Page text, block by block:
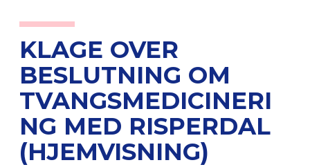
KLAGE OVER
BESLUTNING OM
TVANGSMEDICINERI
NG MED RISPERDAL
(HJEMVISNING)